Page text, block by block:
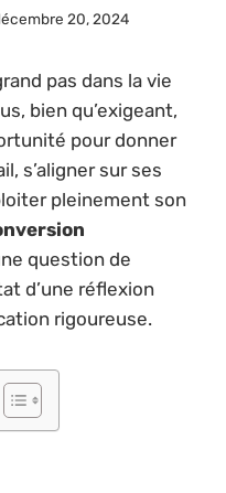
20, 2024
pas dans la vie
bien qu’exigeant,
pour donner
s’aligner sur ses
pleinement son
question de
d’une réflexion
rigoureuse.